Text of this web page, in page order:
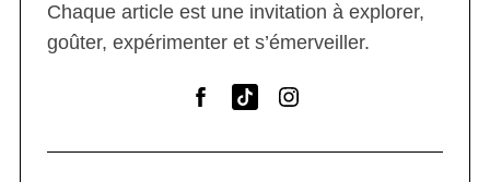
Chaque article est une invitation à explorer,
goûter, expérimenter et s’émerveiller.